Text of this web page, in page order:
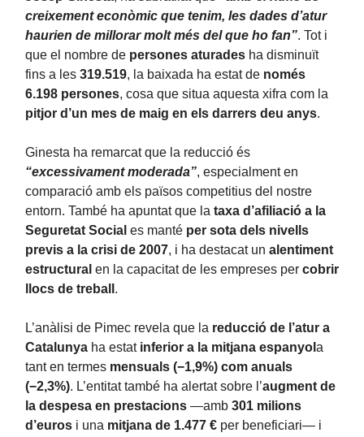
creixement econòmic que tenim, les dades d’atur
haurien de millorar molt més del que ho fan”. Tot i
que el nombre de persones aturades ha disminuït
fins a les 319.519, la baixada ha estat de només
6.198 persones, cosa que situa aquesta xifra com la
pitjor d’un mes de maig en els darrers deu anys.
Ginesta ha remarcat que la reducció és
“excessivament moderada”, especialment en
comparació amb els països competitius del nostre
entorn. També ha apuntat que la taxa d’afiliació a la
Seguretat Social es manté per sota dels nivells
previs a la crisi de 2007, i ha destacat un alentiment
estructural en la capacitat de les empreses per cobrir
llocs de treball .
L’anàlisi de Pimec revela que la reducció de l’atur a
Catalunya ha estat inferior a la mitjana espanyol a
tant en termes mensuals (−1,9%) com anuals
(−2,3%). L’entitat també ha alertat sobre l’augment de
la despesa en prestacions —amb 301 milions
d’euros i una mitjana de 1.477 € per beneficiari— i